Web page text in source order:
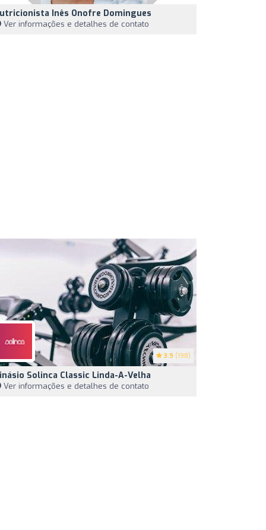
Inês Onofre Domingues
Ver informações e detalhes de contato
3.9 (198)
Solinca Classic Linda-A-Velha
Ver informações e detalhes de contato